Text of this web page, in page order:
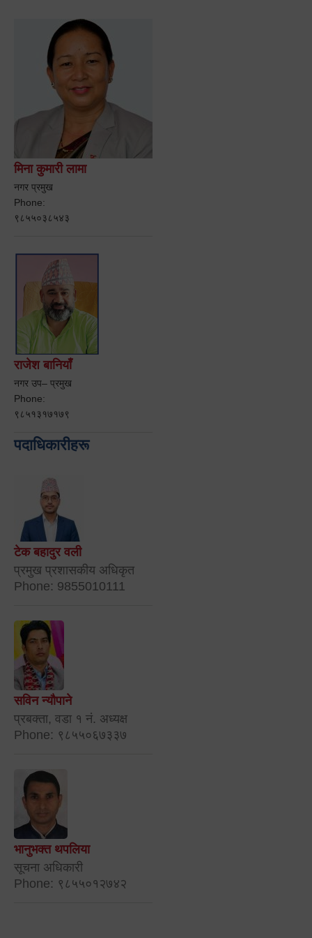
मिना कुमारी लामा
नगर प्रमुख
Phone:
९८५५०३८५४३
राजेश बानियाँ
नगर उप– प्रमुख
Phone:
९८५१३१७१७९
पदाधिकारीहरू
टेक बहादुर वली
प्रमुख प्रशासकीय अधिकृत
Phone: 9855010111
सविन न्यौपाने
प्रबक्ता, वडा १ नं. अध्यक्ष
Phone: ९८५५०६७३३७
भानुभक्त थपलिया
सूचना अधिकारी
Phone: ९८५५०१२७४२